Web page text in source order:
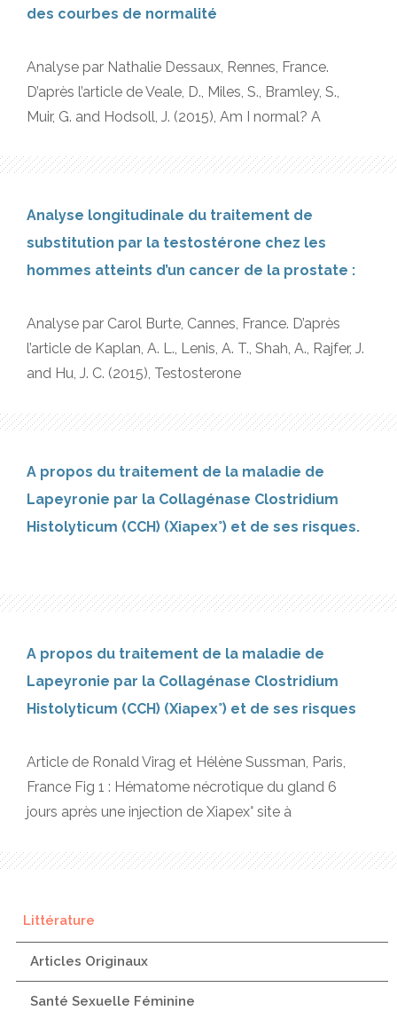
des courbes de normalité
Analyse par Nathalie Dessaux, Rennes, France.
D’après l’article de Veale, D., Miles, S., Bramley, S.,
Muir, G. and Hodsoll, J. (2015), Am I normal? A
Analyse longitudinale du traitement de
substitution par la testostérone chez les
hommes atteints d’un cancer de la prostate :
Analyse par Carol Burte, Cannes, France. D’après
l’article de Kaplan, A. L., Lenis, A. T., Shah, A., Rajfer, J.
and Hu, J. C. (2015), Testosterone
A propos du traitement de la maladie de
Lapeyronie par la Collagénase Clostridium
Histolyticum (CCH) (Xiapex°) et de ses risques.
A propos du traitement de la maladie de
Lapeyronie par la Collagénase Clostridium
Histolyticum (CCH) (Xiapex°) et de ses risques
Article de Ronald Virag et Hélène Sussman, Paris,
France Fig 1 : Hématome nécrotique du gland 6
jours après une injection de Xiapex° site à
Littérature
Articles Originaux
Santé Sexuelle Féminine